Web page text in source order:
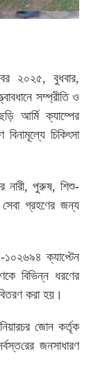
২০২৫, বুধবার,
সম্প্রীতি ও
আর্মি ক্যাম্পের
চিকিৎসা
নারী, পুরুষ, শিশু-
সেবা গ্রহণের জন্য
১০২৬৯৪ ক্যাপ্টেন
বিভিন্ন ধরণের
করা হয়।
জোন কর্তৃক
জনসাধারণ